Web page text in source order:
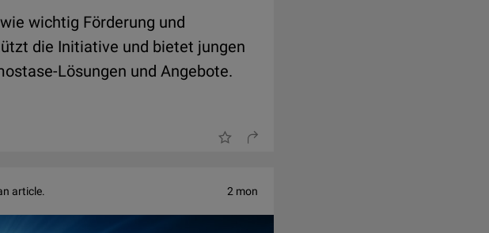
wichtig Förderung und
die Initiative und bietet jungen
Lösungen und Angebote.
article. 2 mon